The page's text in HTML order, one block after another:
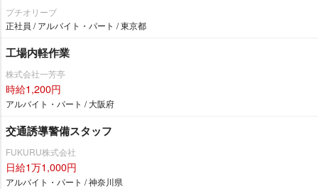
プチオリーブ
正社員 / アルバイト・パート / 東京都
工場内軽作業
株式会社一芳亭
時給1,200円
アルバイト・パート / 大阪府
交通誘導警備スタッフ
FUKURU株式会社
日給1万1,000円
アルバイト・パート / 神奈川県